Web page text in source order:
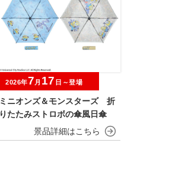
ミニオンズ＆モンスターズ 折
りたたみストロボの傘風日傘
2026年7 月 17 日～登場